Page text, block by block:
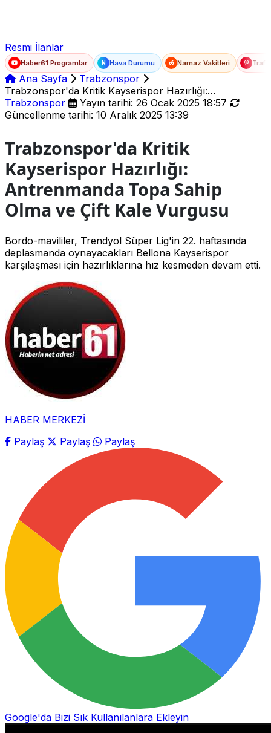
Resmi İlanlar
Haber61 Programlar N Hava Durumu Namaz Vakitleri
Ana Sayfa
Trabzonspor
Trabzonspor'da Kritik Kayserispor Hazırlığı:
Antrenmanda Topa Sahip Olma ve Çift Kale Vurgusu
Trabzonspor
Yayın tarihi: 26 Ocak 2025 18:57
Güncellenme tarihi: 10 Aralık 2025 13:39
Trabzonspor'da Kritik
Kayserispor Hazırlığı:
Antrenmanda Topa Sahip
Olma ve Çift Kale Vurgusu
Bordo-mavililer, Trendyol Süper Lig'in 22. haftasında
deplasmanda oynayacakları Bellona Kayserispor
karşılaşması için hazırlıklarına hız kesmeden devam etti.
HABER MERKEZİ
Paylaş
Paylaş Paylaş
Google'da Bizi Sık Kullanılanlara Ekleyin